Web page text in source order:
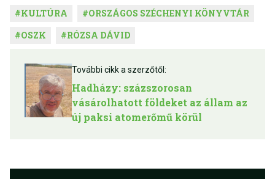
#KULTÚRA #ORSZÁGOS SZÉCHENYI KÖNYVTÁR
#OSZK #RÓZSA DÁVID
További cikk a szerzőtől:
Hadházy: százszorosan
vásárolhatott földeket az állam az
új paksi atomerőmű körül